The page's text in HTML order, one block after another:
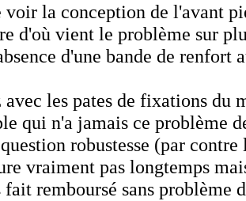
la conception de l'avant
d'où vient le problème sur
d'une bande de renfort
avec les pates de fixations du
qui n'a jamais ce problème
robustesse (par
vraiment pas longtemps
fait remboursé sans problème